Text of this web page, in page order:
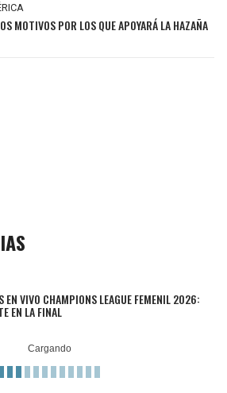
MOTIVOS POR LOS QUE APOYARÁ LA HAZAÑA
EN VIVO CHAMPIONS LEAGUE FEMENIL 2026:
EN LA FINAL